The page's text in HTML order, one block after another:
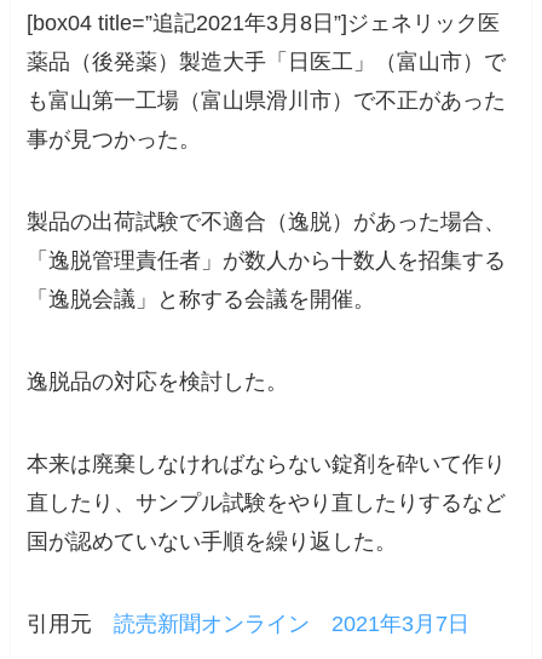
[box04 title=”追記2021年3月8日”]ジェネリック医
薬品（後発薬）製造大手「日医工」（富山市）で
も富山第一工場（富山県滑川市）で不正があった
事が見つかった。
製品の出荷試験で不適合（逸脱）があった場合、
「逸脱管理責任者」が数人から十数人を招集する
「逸脱会議」と称する会議を開催。
逸脱品の対応を検討した。
本来は廃棄しなければならない錠剤を砕いて作り
直したり、サンプル試験をやり直したりするなど
国が認めていない手順を繰り返した。
引用元読売新聞オンライン 2021年3月7日